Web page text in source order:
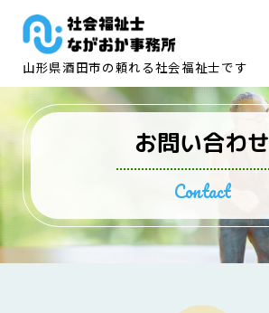
山形県酒田市の頼れる社会福祉士です
お問い合わせ
Contact